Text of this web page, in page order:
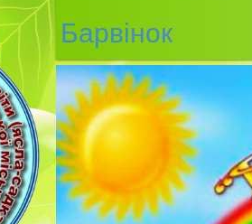
Барвінок